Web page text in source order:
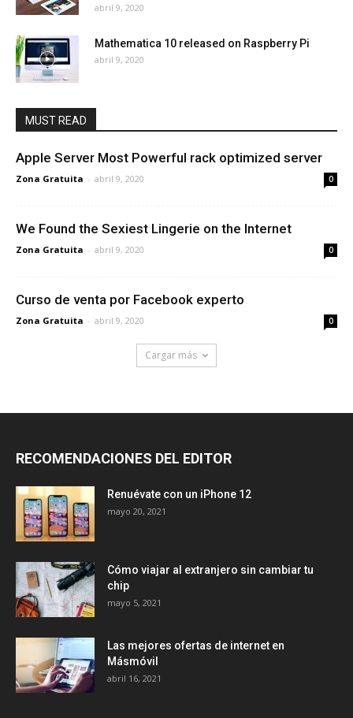
abril 9, 2020
Mathematica 10 released on Raspberry Pi
abril 9, 2020
MUST READ
Apple Server Most Powerful rack optimized server
Zona Gratuita - abril 9, 2020 0
We Found the Sexiest Lingerie on the Internet
Zona Gratuita - abril 9, 2020 0
Curso de venta por Facebook experto
Zona Gratuita - abril 9, 2020 0
Cargar más
RECOMENDACIONES DEL EDITOR
Renuévate con un iPhone 12
mayo 20, 2021
Cómo viajar al extranjero sin cambiar tu
chip
mayo 5, 2021
Las mejores ofertas de internet en
Másmóvil
abril 16, 2021